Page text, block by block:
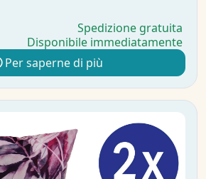
Spedizione gratuita
Disponibile immediatamente
Per saperne di più